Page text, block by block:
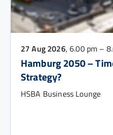
27 Aug 2026, 6.00 pm –
Hamburg 2050 –
Strategy?
HSBA Business Lounge